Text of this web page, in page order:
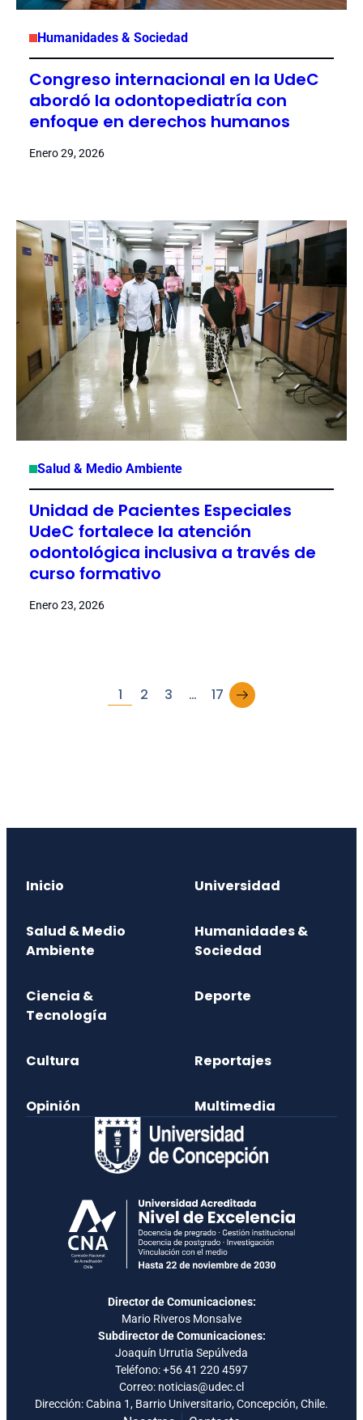
Humanidades & Sociedad
Congreso internacional en la UdeC
abordó la odontopediatría con
enfoque en derechos humanos
Enero 29, 2026
Salud & Medio Ambiente
Unidad de Pacientes Especiales
UdeC fortalece la atención
odontológica inclusiva a través de
curso formativo
Enero 23, 2026
1 2 3 … 17 →
Inicio Universidad
Salud & Medio
Ambiente
Humanidades &
Sociedad
Ciencia &
Tecnología
Deporte
Cultura Reportajes
Opinión Multimedia
Director de Comunicaciones:
Mario Riveros Monsalve
Subdirector de Comunicaciones:
Joaquín Urrutia Sepúlveda
Teléfono:+56 41 220 4597
Correo: noticias@udec.cl
Dirección: Cabina 1, Barrio Universitario, Concepción, Chile.